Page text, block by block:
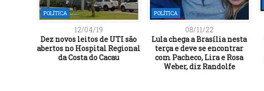
POLÍTICA
12/04/19
Dez novos leitos de UTI são
abertos no Hospital Regional
da Costa do Cacau
POLÍTICA
08/11/22
Lula chega a Brasília nesta
terça e deve se encontrar
com Pacheco, Lira e Rosa
Weber, diz Randolfe